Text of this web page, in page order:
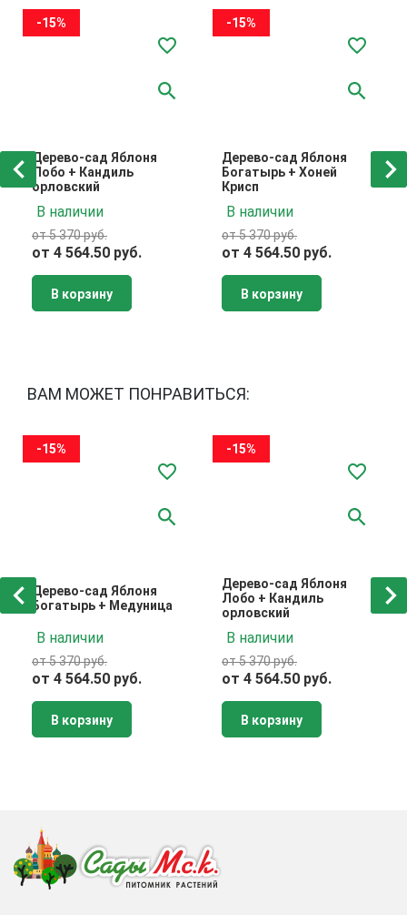
-15%
Дерево-сад Яблоня
Лобо + Кандиль
орловский
В наличии
от 5 370 руб.
от 4 564.50 руб.
В корзину
-15%
Дерево-сад Яблоня
Богатырь + Хоней
Крисп
В наличии
от 5 370 руб.
от 4 564.50 руб.
В корзину
ВАМ МОЖЕТ ПОНРАВИТЬСЯ:
-15%
Дерево-сад Яблоня
Богатырь + Медуница
В наличии
от 5 370 руб.
от 4 564.50 руб.
В корзину
-15%
Дерево-сад Яблоня
Лобо + Кандиль
орловский
В наличии
от 5 370 руб.
от 4 564.50 руб.
В корзину